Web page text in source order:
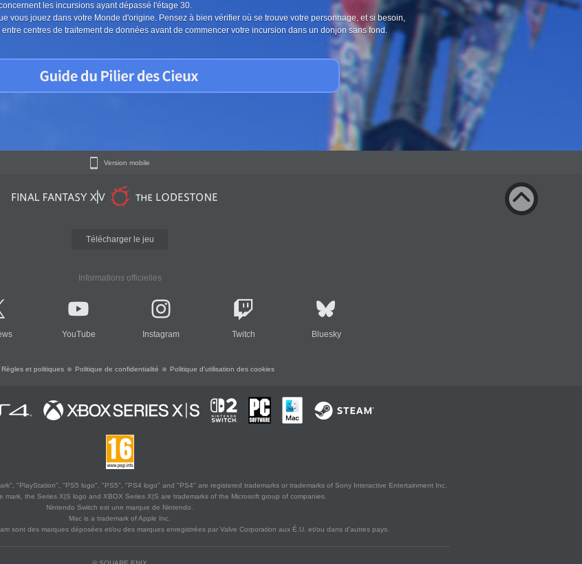
les incursions ayant dépassé l'étage 30.
vous jouez dans votre Monde d'origine. Pensez à bien vérifier où se trouve votre personnage, et si besoin,
centres de traitement de données avant de commencer votre incursion dans un donjon sans fond.
Version mobile
Télécharger le jeu
Informations officielles
YouTube Instagram Twitch Bluesky
Règles et politiques Politique de confidentialité Politique d'utilisation des cookies
"PlayStation", "PS5 logo", "PS5", "PS4 logo" and "PS4" are registered trademarks or trademarks of Sony Interactive Entertainment Inc.
mark, the Series X|S logo and XBOX Series X|S are trademarks of the Microsoft group of companies.
Nintendo Switch est une marque de Nintendo.
Mac is a trademark of Apple Inc.
sont des marques déposées et/ou des marques enregistrées par Valve Corporation aux É.U. et/ou dans d'autres pays.